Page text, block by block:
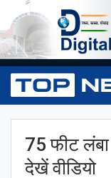
75 फीट
देखें वीडियो